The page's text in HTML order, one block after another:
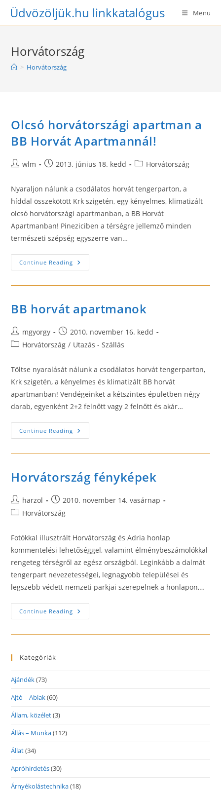
SkipÜdvözöljük.hu linkkatalógus Menu
Horvátország
> Horvátország
Olcsó horvátországi apartman a
BB Horvát Apartmannál!
Postwlm
Post2013. június 18. kedd
PostHorvátország
Nyaraljon nálunk a csodálatos horvát tengerparton, a
híddal összekötött Krk szigetén, egy kényelmes, klimatizált
olcsó horvátországi apartmanban, a BB Horvát
Apartmanban! Pineziciben a térségre jellemző minden
természeti szépség egyszerre van…
Continue Reading Olcsó
Horvátországi
A
Apartmannál!
BB horvát apartmanok
Post
author:
mgyorgy
Post
published:
2010. november 16. kedd
PostHorvátország / Utazás - Szállás
Töltse nyaralását nálunk a csodálatos horvát tengerparton,
Krk szigetén, a kényelmes és klimatizált BB horvát
apartmanban! Vendégeinket a kétszintes épületben négy
darab, egyenként 2+2 felnőtt vagy 2 felnőtt és akár…
Continue Reading BB
Horvát
Horvátország fényképek
Post
author:
harzol
Post
published:
2010. november 14. vasárnap
PostHorvátország
Fotókkal illusztrált Horvátország és Adria honlap
kommentelési lehetőséggel, valamint élménybeszámolókkal
rengeteg térségről az egész országból. Leginkább a dalmát
tengerpart nevezetességei, legnagyobb települései és
legszebb védett nemzeti parkjai szerepelnek a honlapon,…
Continue Reading Horvátország
Fényképek
Kategóriák
Ajándék(73)
Ajtó – Ablak(60)
Állam, közélet(3)
Állás – Munka(112)
Állat(34)
Apróhirdetés(30)
Árnyékolástechnika(18)